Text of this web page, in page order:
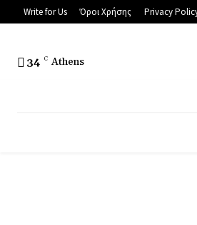
Write for Us Όροι Χρήσης Privacy
34 C Athens